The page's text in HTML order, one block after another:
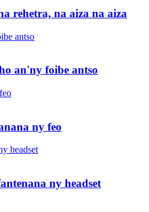
rehetra, na aiza na aiza
an'ny foibe antso
ny feo
ny headset